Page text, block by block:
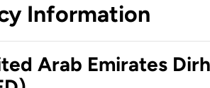
Information
Arab Emirates